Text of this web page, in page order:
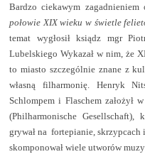
Bardzo ciekawym zagadnieniem
połowie XIX wieku w świetle
temat wygłosił ksiądz mgr
Lubelskiego Wykazał w nim, że
to miasto szczególnie znane z
własną filharmonię. Henryk
Schlompem i Flaschem założył
(Philharmonische
grywał na fortepianie, skrzypcach
skomponował wiele utworów